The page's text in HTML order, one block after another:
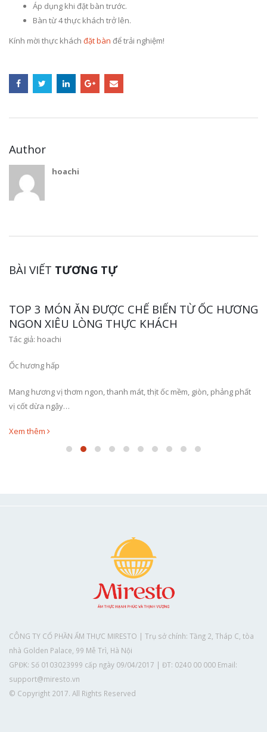
Áp dụng khi đặt bàn trước.
Bàn từ 4 thực khách trở lên.
Kính mời thực khách đặt bàn để trải nghiệm!
Author
hoachi
BÀI VIẾT TƯƠNG TỰ
TOP 3 MÓN ĂN ĐƯỢC CHẾ BIẾN TỪ ỐC HƯƠNG
NGON XIÊU LÒNG THỰC KHÁCH
Tác giả: hoachi
Ốc hương hấp
Mang hương vị thơm ngon, thanh mát, thịt ốc mềm, giòn, phảng phất
vị cốt dừa ngậy…
Xem thêm
CÔNG TY CỔ PHẦN ẨM THỰC MIRESTO | Trụ sở chính: Tầng 2, Tháp C, tòa
nhà Golden Palace, 99 Mễ Trì, Hà Nội
GPĐK: Số 0103023999 cấp ngày 09/04/2017 | ĐT: 0240 00 000 Email:
support@miresto.vn
© Copyright 2017. All Rights Reserved